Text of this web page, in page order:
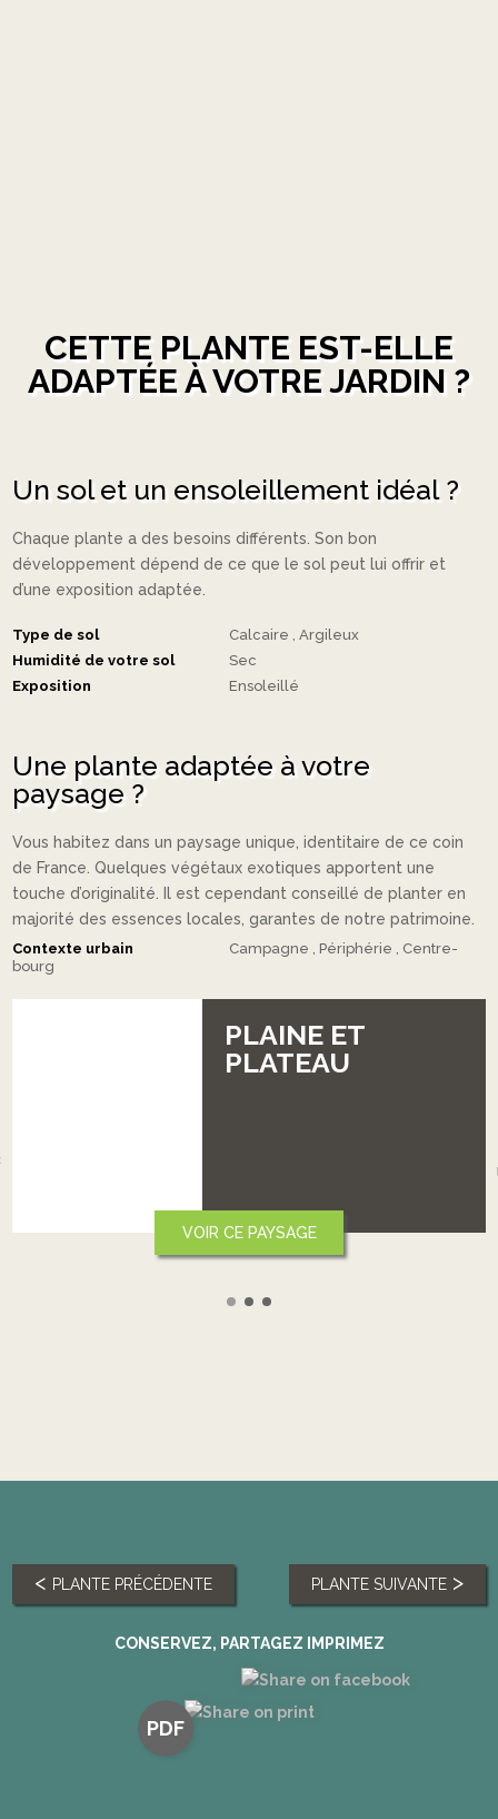
CETTE PLANTE EST-ELLE
ADAPTÉE À VOTRE JARDIN ?
Un sol et un ensoleillement idéal ?
Chaque plante a des besoins différents. Son bon
développement dépend de ce que le sol peut lui offrir et
d’une exposition adaptée.
Type de sol Calcaire
Argileux
Humidité de votre sol
Sec
Exposition
Ensoleillé
Une plante adaptée à votre
paysage ?
Vous habitez dans un paysage unique, identitaire de ce coin
de France. Quelques végétaux exotiques apportent une
touche d’originalité. Il est cependant conseillé de planter en
majorité des essences locales, garantes de notre patrimoine.
Contexte urbain Campagne Périphérie
Centre-
bourg
PLAINE ET
PLATEAU
VOIR CE PAYSAGE
PLANTE PRÉCÉDENTE PLANTE SUIVANTE
CONSERVEZ, PARTAGEZ IMPRIMEZ
PDF